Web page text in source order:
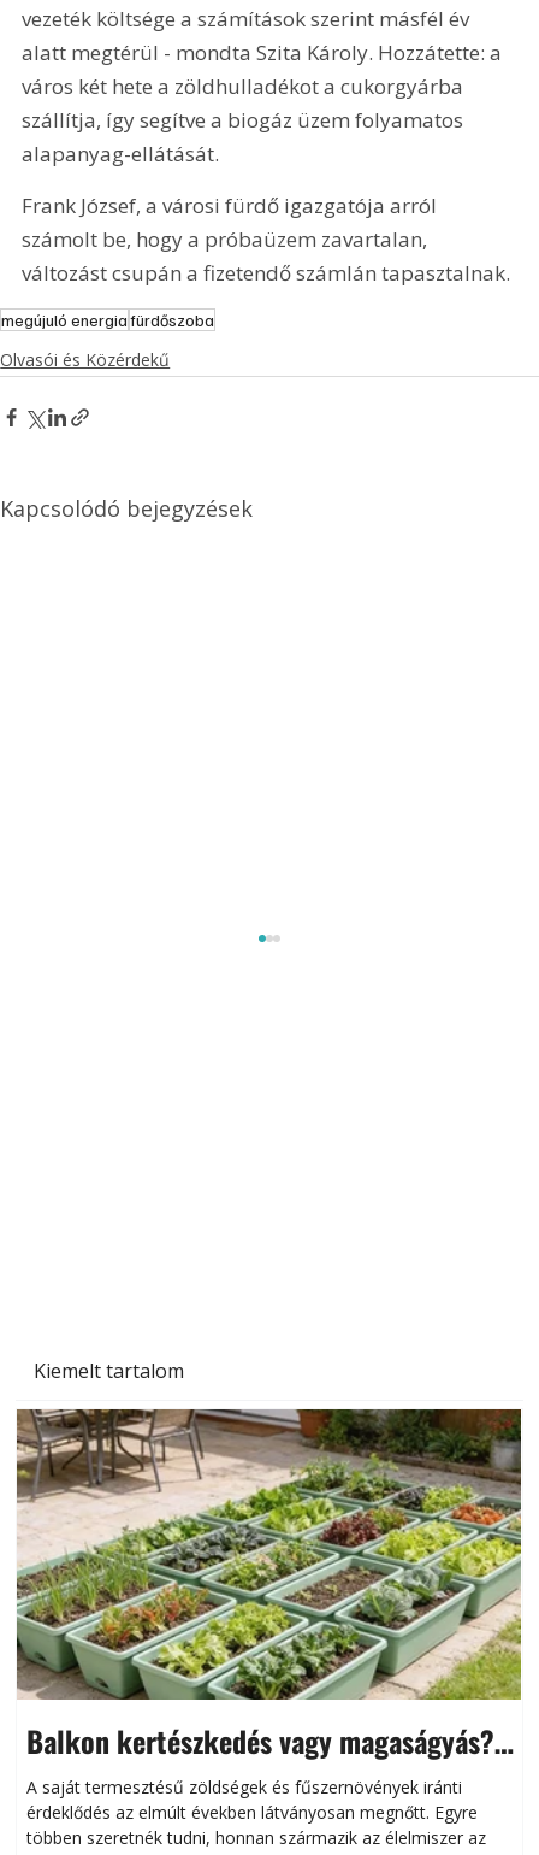
Kiemelt tartalom
Balkon kertészkedés vagy magaságyás?
Helytakarékos kertészkedés
A saját termesztésű zöldségek és fűszernövények iránti
érdeklődés az elmúlt években látványosan megnőtt. Egyre
többen szeretnék tudni, honnan származik az élelmiszer az
vezeték költsége a számítások szerint másfél év
alatt megtérül - mondta Szita Károly. Hozzátette: a
város két hete a zöldhulladékot a cukorgyárba
szállítja, így segítve a biogáz üzem folyamatos
alapanyag-ellátását.
Frank József, a városi fürdő igazgatója arról
számolt be, hogy a próbaüzem zavartalan,
változást csupán a fizetendő számlán tapasztalnak.
megújuló energiafürdőszoba
Olvasói és Közérdekű
Kapcsolódó bejegyzések